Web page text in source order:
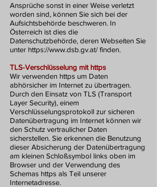
Ansprüche sonst in einer Weise verletzt
worden sind, können Sie sich bei der
Aufsichtsbehörde beschweren. In
Österreich ist dies die
Datenschutzbehörde, deren Webseiten Sie
unter https://www.dsb.gv.at/ finden.
TLS-Verschlüsselung mit https
Wir verwenden https um Daten
abhörsicher im Internet zu übertragen.
Durch den Einsatz von TLS (Transport
Layer Security), einem
Verschlüsselungsprotokoll zur sicheren
Datenübertragung im Internet können wir
den Schutz vertraulicher Daten
sicherstellen. Sie erkennen die Benutzung
dieser Absicherung der Datenübertragung
am kleinen Schloßsymbol links oben im
Browser und der Verwendung des
Schemas https als Teil unserer
Internetadresse.